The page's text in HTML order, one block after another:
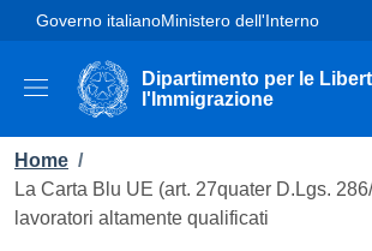
Skip to main content
Skip to footer content
Governo italianoMinistero dell'Interno
Dipartimento per le
l'Immigrazione
Breadcrumb
Home /
La Carta Blu UE (art. 27quater D.Lgs.
lavoratori altamente qualificati